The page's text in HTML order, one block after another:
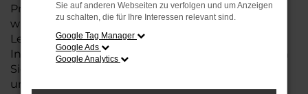
Profitieren Sie von unseren zusätzlichenServices
wie attraktiven Finanzierungsmöglichkeiten,
Leasingangeboten und der bequemen
Inzahlungnahme Ihres alten Fahrzeugs. Besuchen
Sie uns und überzeugen Sie sich von der Qualität
und dem Service, den wir Ihnen bieten!
Sie auf anderen Webseiten zu verfolgen und um Anzeigen
zu schalten, die für Ihre Interessen relevant sind.
Google Tag Manager
Google Ads
Google Analytics